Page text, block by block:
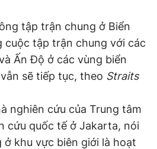
Toàn
trực: Hải Thành
Hưng
Trung
GP - BTTTT cấp ngày 24.3.2020
về Báo Thanh Niên. Cấm sao
không có sự chấp thuận bằng văn
JSC.
tập trận chung ở Biển
tập trận chung với các
Ấn Độ ở các vùng biển
sẽ tiếp tục, theo Straits
nghiên cứu của Trung tâm
cứu quốc tế ở Jakarta, nói
khu vực biên giới là hoạt